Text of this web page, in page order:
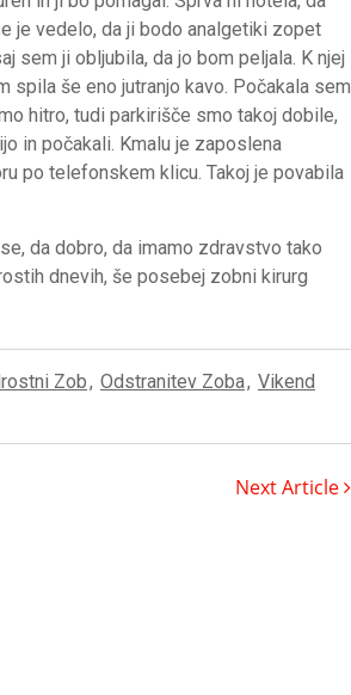
je vedelo, da ji bodo analgetiki zopet
sem ji obljubila, da jo bom peljala. K njej
še eno jutranjo kavo. Počakala sem
hitro, tudi parkirišče smo takoj dobile,
in počakali. Kmalu je zaposlena
po telefonskem klicu. Takoj je povabila
da dobro, da imamo zdravstvo tako
dnevih, še posebej zobni kirurg
Zob, Odstranitev Zoba, Vikend
Next Article